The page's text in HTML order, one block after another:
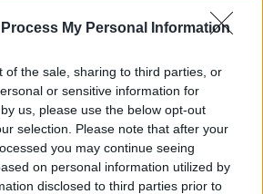
Process My Personal Information
of the sale, sharing to third parties, or
or sensitive information for
us, please use the below opt-out
selection. Please note that after your
you may continue seeing
on personal information utilized by
disclosed to third parties prior to